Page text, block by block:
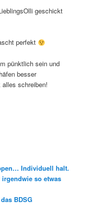
geschickt
perfekt
pünktlich sein und
besser
schreiben!
Individuell halt.
so etwas
BDSG